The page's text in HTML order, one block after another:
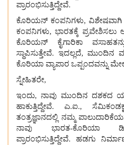
ಪ್ರಾರಂಭಿಸುತ್ತಿದ್ದೇವೆ.
ಕೊರಿಯನ್ ಕಂಪನಿಗಳು, ವಿಶೇಷವಾಗಿ
ಕಂಪನಿಗಳು, ಭಾರತಕ್ಕೆ ಪ್ರವೇಶಿಸಲು
ಕೊರಿಯನ್
ಕೈಗಾರಿಕಾ
ಸ್ಥಾಪಿಸುತ್ತೇವೆ. ಇದಲ್ಲದೆ, ಮುಂದಿನ
ಕೊರಿಯಾ ವ್ಯಾಪಾರ ಒಪ್ಪಂದವನ್ನು
ಸ್ನೇಹಿತರೇ,
ಇಂದು, ನಾವು ಮುಂದಿನ ದಶಕದ
ಹಾಕುತ್ತಿದ್ದೇವೆ. ಎ.ಐ.,
ತಂತ್ರಜ್ಞಾನದಲ್ಲಿ ನಮ್ಮ
ನಾವು
ಭಾರತ-ಕೊರಿಯಾ
ಪ್ರಾರಂಭಿಸುತ್ತಿದ್ದೇವೆ. ಹಡಗು